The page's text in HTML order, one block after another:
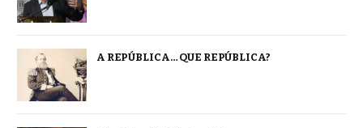
A REPÚBLICA… QUE REPÚBLICA?